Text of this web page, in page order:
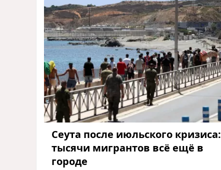
Сеута после июльского кризиса:
тысячи мигрантов всё ещё в
городе